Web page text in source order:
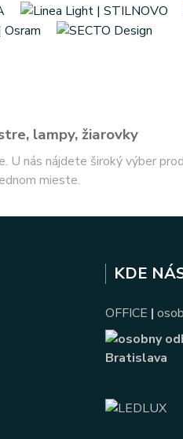
lampy, žiarovky
U nás nájdete široký výber
mieste.
KDE
OFFICE |
Bratislava